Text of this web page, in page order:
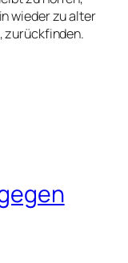
wieder zu alter
zurückfinden.